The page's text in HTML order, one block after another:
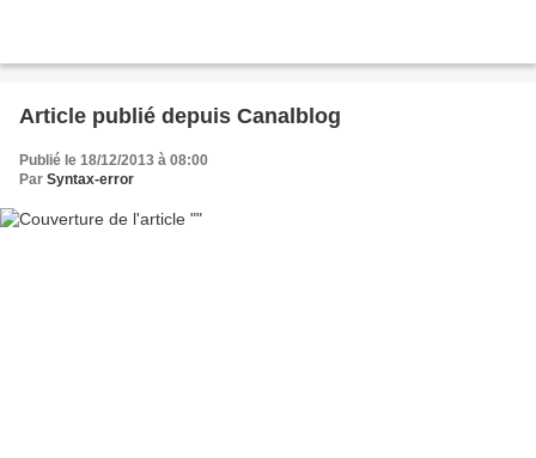
Article publié depuis Canalblog
Publié le 18/12/2013 à 08:00
Par Syntax-error